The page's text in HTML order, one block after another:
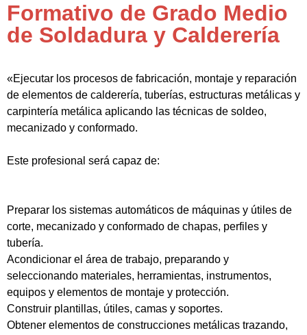
Formativo de Grado Medio
de Soldadura y Calderería
«Ejecutar los procesos de fabricación, montaje y reparación
de elementos de calderería, tuberías, estructuras metálicas y
carpintería metálica aplicando las técnicas de soldeo,
mecanizado y conformado.
Este profesional será capaz de:
Preparar los sistemas automáticos de máquinas y útiles de
corte, mecanizado y conformado de chapas, perfiles y
tubería.
Acondicionar el área de trabajo, preparando y
seleccionando materiales, herramientas, instrumentos,
equipos y elementos de montaje y protección.
Construir plantillas, útiles, camas y soportes.
Obtener elementos de construcciones metálicas trazando,